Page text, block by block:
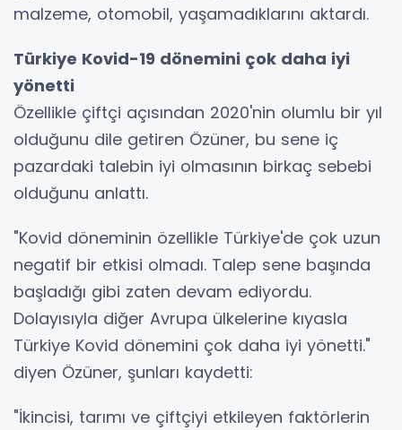
malzeme, otomobil, yaşamadıklarını aktardı.
Türkiye Kovid-19 dönemini çok daha iyi
yönetti
Özellikle çiftçi açısından 2020'nin olumlu bir yıl
olduğunu dile getiren Özüner, bu sene iç
pazardaki talebin iyi olmasının birkaç sebebi
olduğunu anlattı.
"Kovid döneminin özellikle Türkiye'de çok uzun
negatif bir etkisi olmadı. Talep sene başında
başladığı gibi zaten devam ediyordu.
Dolayısıyla diğer Avrupa ülkelerine kıyasla
Türkiye Kovid dönemini çok daha iyi yönetti."
diyen Özüner, şunları kaydetti:
"İkincisi, tarımı ve çiftçiyi etkileyen faktörlerin